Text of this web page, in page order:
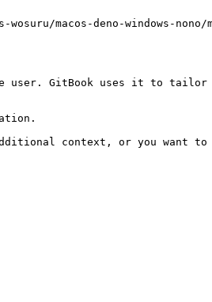
macos-deno-windows-nono/
GitBook uses it to tailor
context, or you want